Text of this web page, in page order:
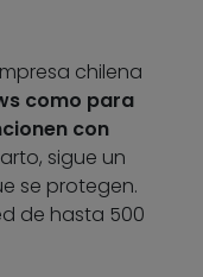
chilena
como para
con
sigue un
se protegen.
de hasta 500